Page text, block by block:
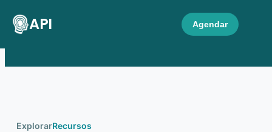
API Agendar
ExplorarRecursos